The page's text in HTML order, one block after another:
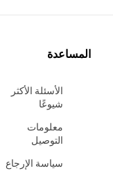
المساعدة
الأسئلة الأكثر
شيوعًا
معلومات
التوصيل
سياسة الإرجاع